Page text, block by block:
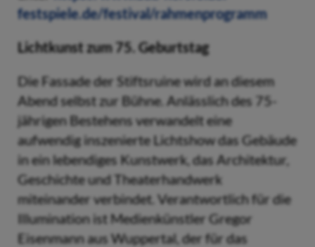
festspiele.de/festival/rahmenprogramm
Lichtkunst zum 75. Geburtstag
Die Fassade der Stiftsruine wird an diesem
Abend selbst zur Bühne. Anlässlich des 75-
jährigen Bestehens verwandelt eine
aufwendig inszenierte Lichtshow das Gebäude
in ein lebendiges Kunstwerk, das Architektur,
Geschichte und Theaterhandwerk
miteinander verbindet. Verantwortlich für die
Illumination ist Medienkünstler Gregor
Eisenmann aus Wuppertal, der für das